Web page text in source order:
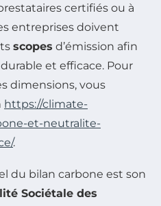
certifiés ou à
entreprises doivent
scopes d’émission afin
et efficace. Pour
dimensions, vous
https://climate-
et-neutralite-
.
du bilan carbone est son
Sociétale des